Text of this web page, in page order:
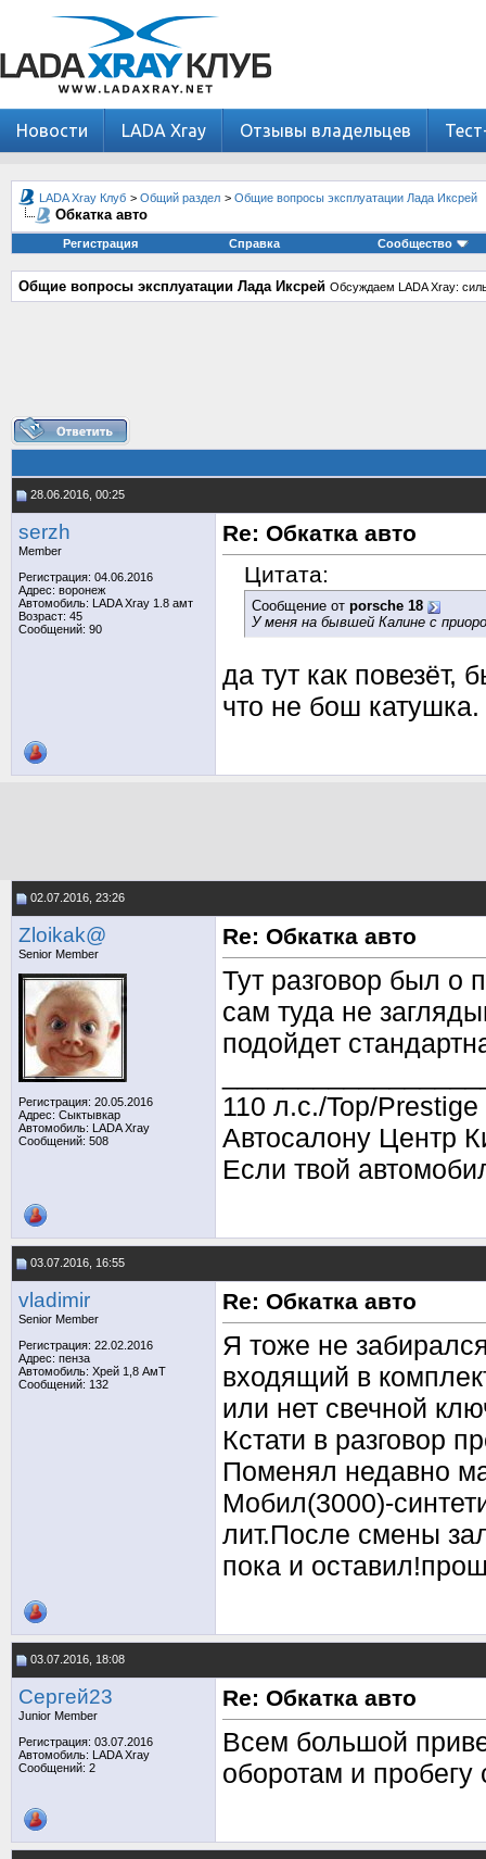
Новости LADA Xray Отзывы владельцев
LADA Xray Клуб > Общий раздел > Общие вопросы эксплуатации Лада Иксрей
Обкатка авто
Регистрация Справка Сообщество
Общие вопросы эксплуатации Лада Иксрей Обсуждаем LADA Xray:
28.06.2016, 00:25
serzh
Member
Регистрация: 04.06.2016
Адрес: воронеж
Автомобиль: LADA Xray 1.8 амт
Возраст: 45
Сообщений: 90
Re: Обкатка авто
Цитата:
Сообщение от porsche 18
У меня на бывшей Калине с
да тут как повезёт,
что не бош катушка.
02.07.2016, 23:26
Zloikak@
Senior Member
Регистрация: 20.05.2016
Адрес: Сыктывкар
Автомобиль: LADA Xray
Сообщений: 508
Re: Обкатка авто
Тут разговор был о
сам туда не
подойдет
110 л.с./Top/
Автосалону Центр
Если твой
03.07.2016, 16:55
vladimir
Senior Member
Регистрация: 22.02.2016
Адрес: пенза
Автомобиль: Хрей 1,8 АмТ
Сообщений: 132
Re: Обкатка авто
Я тоже не
входящий в
или нет свечной
Кстати в разговор
Поменял недавно
Мобил(3000)-
лит.После смены
пока и
03.07.2016, 18:08
Сергей23
Junior Member
Регистрация: 03.07.2016
Автомобиль: LADA Xray
Сообщений: 2
Re: Обкатка авто
Всем большой
оборотам и пробегу